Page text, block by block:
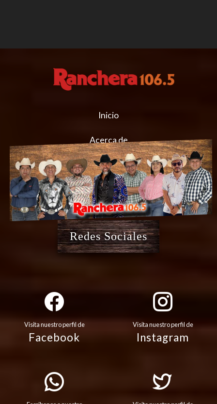
Inicio
Acerca de
Redes Sociales
Visita nuestro perfil de
Facebook
Visita nuestro perfil de
Instagram